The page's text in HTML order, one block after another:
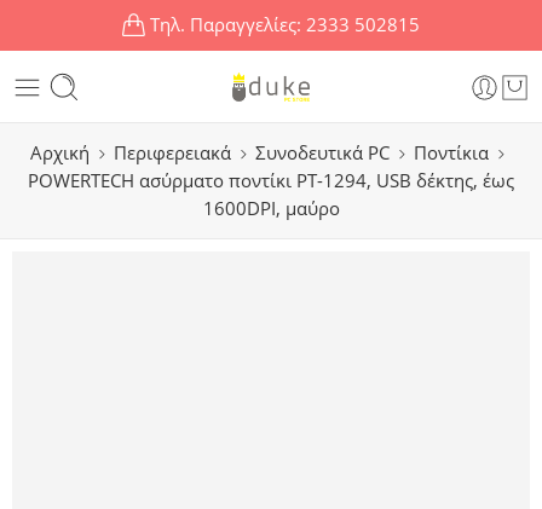
Τηλ. Παραγγελίες: 2333 502815
Αρχική Περιφερειακά Συνοδευτικά PC
Ποντίκια
POWERTECH ασύρματο ποντίκι PT-1294, USB δέκτης, έως
1600DPI, μαύρο